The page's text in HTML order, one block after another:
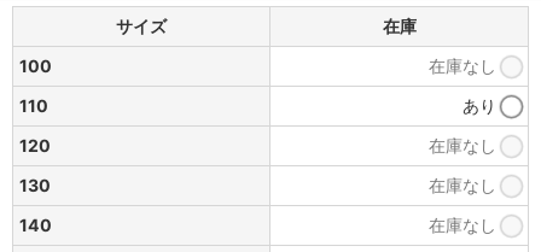
サイズ
在庫
100
在庫なし
110
あり
120
在庫なし
130
在庫なし
140
在庫なし